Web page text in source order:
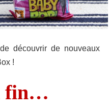
découvrir de nouveaux
!
fin…